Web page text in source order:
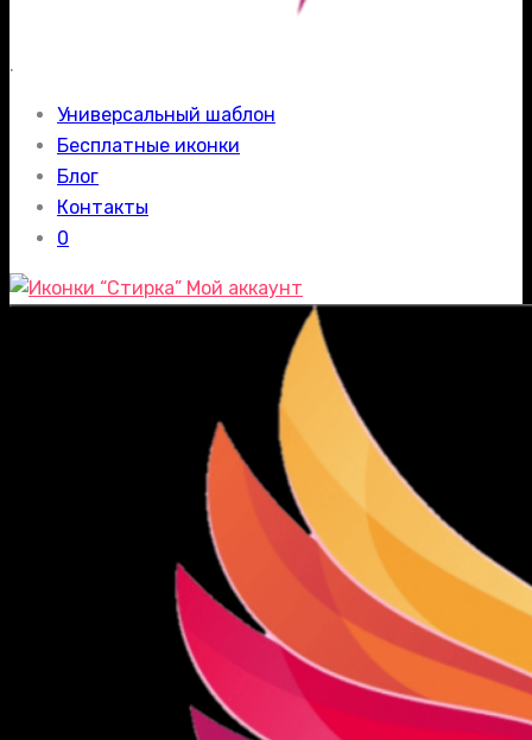
.
Универсальный шаблон
Бесплатные иконки
Блог
Контакты
0
Мой аккаунт